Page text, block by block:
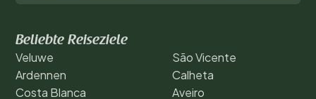
Beliebte Reiseziele
Veluwe
Ardennen
Costa Blanca
São Vicente
Calheta
Aveiro